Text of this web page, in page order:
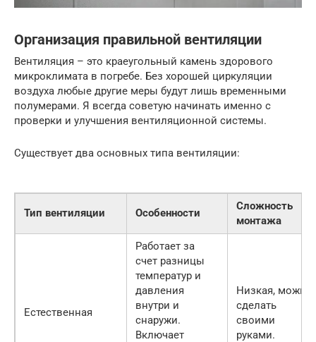
Организация правильной вентиляции
Вентиляция – это краеугольный камень здорового
микроклимата в погребе. Без хорошей циркуляции
воздуха любые другие меры будут лишь временными
полумерами. Я всегда советую начинать именно с
проверки и улучшения вентиляционной системы.
Существует два основных типа вентиляции:
Тип вентиляции Особенности
Сложность
монтажа
Естественная
Работает за
счет разницы
температур и
давления
внутри и
снаружи.
Включает
Низкая, можно
сделать
своими
руками.